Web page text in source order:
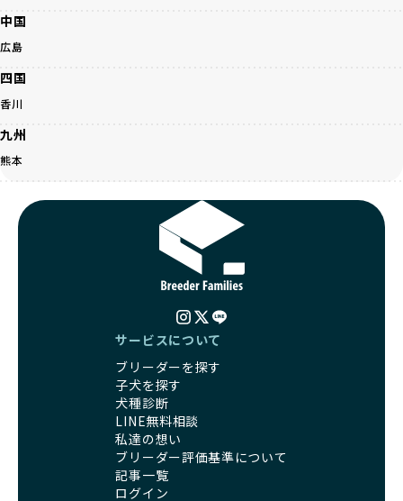
BreederFamiliesに登録されているブリーダーは、子犬が心
身ともに健康に育つための環境づくりに全力を注いでいま
す。
遺伝的なリスクを最小限に抑えた繁殖計画、栄養バランスが
考えられた食事、子犬がのびのびと動ける適度な運動環境、
さらに獣医師と連携した健康管理まで徹底しています。
その結果、BreederFamiliesを通じてお迎えする子犬は、元
気で健康なスタートを切れることが大きな魅力です。
子犬の社会性は、家庭でのしつけをスムーズにする重要なポ
イントです。BreederFamiliesのブリーダーは、母犬や兄弟
犬、人との触れ合いの時間をしっかり確保し、子犬が自然に
コミュニケーション能力を身につけられるよう育てていま
家庭に迎えたその日から、すでに社会性の基盤ができている
ため、新しい環境にもスムーズに適応できます。
BreederFamiliesのブリーダーは、犬種に関する豊富な知識
理やしつけ、生活スタイルに合わせた育て方について、丁寧
なアドバイスを受けられます。「この犬種ならではの特徴
は？」「食事はどうしたらいい？」など、疑問や悩みがあれ
ば、専門的な視点から解決のヒントをもらえるのも安心でき
るポイントです。
BreederFamiliesでは、すべてのブリーダーが厳しい基準を
クリアした方々だけです。運営チームがブリーダーに直接ヒ
カラーの子犬を販売する場合は、健康リスクを十分に理解
し、飼い主にそのリスクについて丁寧に説明しています。食
ワンちゃんの健康を第一にした繁殖を心がけています。
「見た目以上に健康重視」の詳細はこちら
引退犬とは、繁殖期を終えたワンちゃんたちのことを指しま
す。
優良ブリーダーは、引退犬も家族の一員として、彼らの幸せ
を願っています。よって、引退後も自宅で飼育を続けるか、
信頼できる相手に譲渡するなど、ワンちゃんが幸せに暮らせ
一方、営利優先ブリーダーは引退犬を「コスト」として考
え、早く手放すことを考えます。場合によっては、悪徳保護
団体に引き渡されることもあり、ワンちゃんの生活が不安定
になる可能性が高まります。
引退犬に対する扱いがどうなっているかも、優良ブリーダー
を見分けるポイントとなります。
「引退犬も大切に」の詳細はこちら
社会化とは、ワンちゃんが人間や他の犬、日常の環境にスム
ーズに適応できるようにするプロセスです。ワンちゃんの社
会化は、生後3週間から12週間頃の「社会化期」と呼ばれる
時期が特に重要です。この期間は、ブリーダーが飼育してい
る時期と重なるため、ワンちゃんが人や他の犬、家庭環境に
中国
広島
四国
香川
九州
熊本
サービスについて
ブリーダーを探す
子犬を探す
犬種診断
LINE無料相談
私達の想い
ブリーダー評価基準について
記事一覧
ログイン